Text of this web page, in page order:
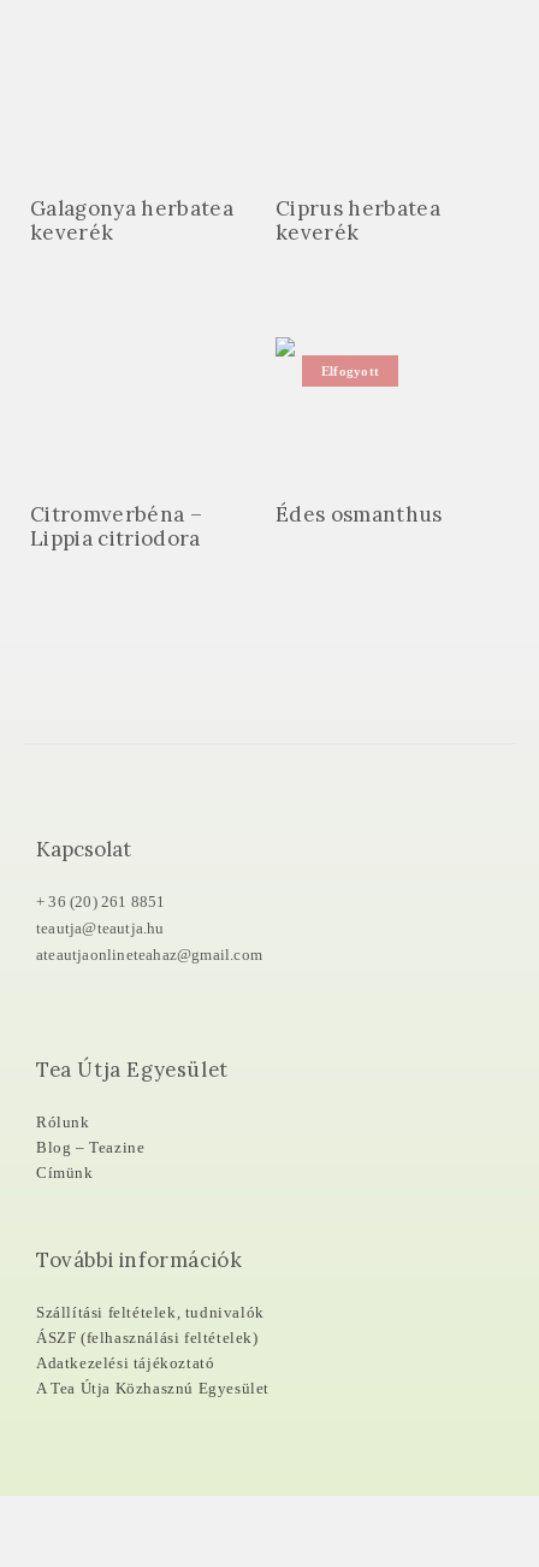
Galagonya herbatea
keverék
Ciprus herbatea
keverék
Citromverbéna –
Lippia citriodora
Elfogyott
Édes osmanthus
Kapcsolat
+ 36 (20) 261 8851
teautja@teautja.hu
ateautjaonlineteahaz@gmail.com
Tea Útja Egyesület
Rólunk
Blog – Teazine
Címünk
További információk
Szállítási feltételek, tudnivalók
ÁSZF (felhasználási feltételek)
Adatkezelési tájékoztató
A Tea Útja Közhasznú Egyesület